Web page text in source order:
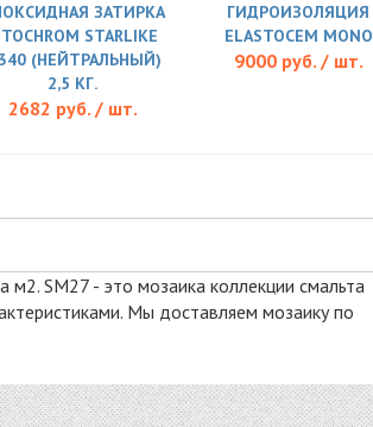
ЗАТИРКА
STARLIKE
(НЕЙТРАЛЬНЫЙ)
2,5 КГ.
2682 руб. / шт.
ГИДРОИЗОЛЯЦИЯ
ELASTOCEM MONO
9000 руб. / шт.
SM27 - это мозаика коллекции смальта
Мы доставляем мозаику по